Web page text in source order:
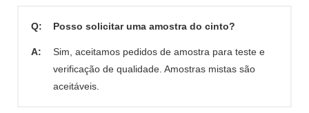
Q: Posso solicitar uma amostra do cinto?
A:
Sim, aceitamos pedidos de amostra para teste e
verificação de qualidade. Amostras mistas são
aceitáveis.